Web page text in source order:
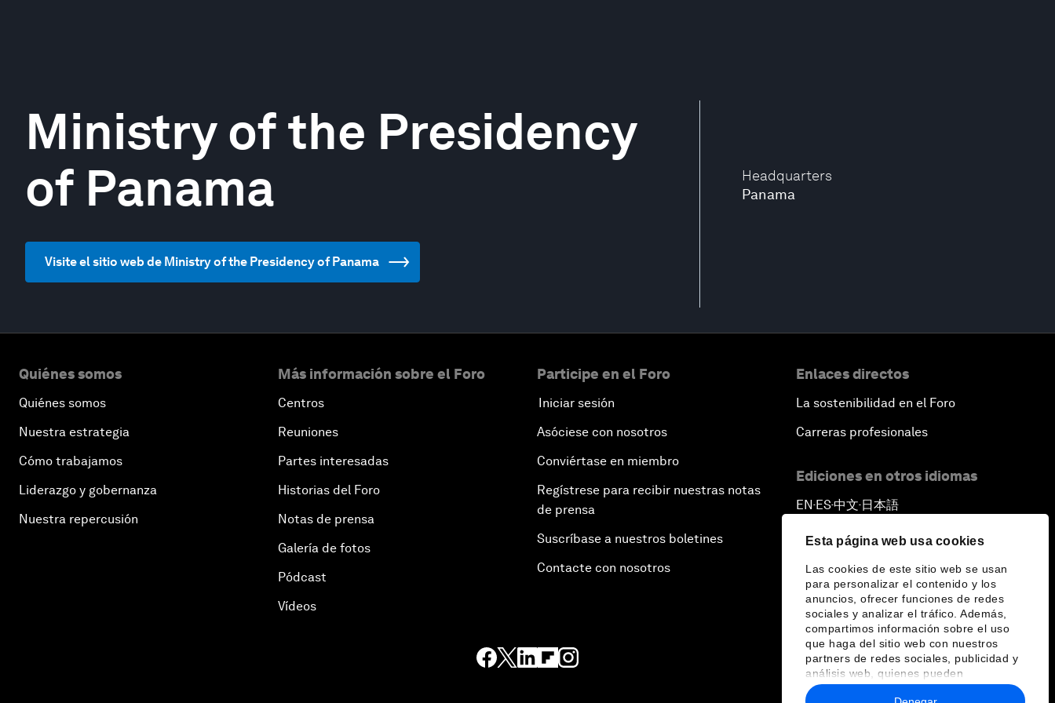
Esta página web usa cookies
Las cookies de este sitio web se usan
para personalizar el contenido y los
anuncios, ofrecer funciones de redes
sociales y analizar el tráfico. Además,
compartimos información sobre el uso
que haga del sitio web con nuestros
partners de redes sociales, publicidad y
análisis web, quienes pueden
combinarla con otra información que les
Headquarters
Panama
Ministry of the Presidency
of Panama
Visite el sitio web de Ministry of the Presidency of Panama
Quiénes somos
Quiénes somos
Nuestra estrategia
Cómo trabajamos
Liderazgo y gobernanza
Nuestra repercusión
Más información sobre el Foro
Centros
Reuniones
Partes interesadas
Historias del Foro
Notas de prensa
Galería de fotos
Pódcast
Vídeos
Participe en el Foro
Iniciar sesión
Asóciese con nosotros
Conviértase en miembro
Regístrese para recibir nuestras notas
de prensa
Suscríbase a nuestros boletines
Contacte con nosotros
Enlaces directos
La sostenibilidad en el Foro
Carreras profesionales
Ediciones en otros idiomas
EN ▪ES▪中文▪ 日本語